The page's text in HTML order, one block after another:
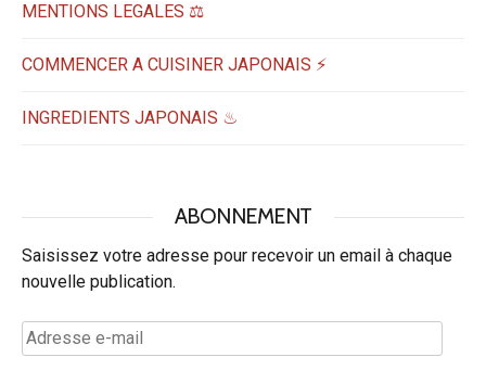
MENTIONS LEGALES ⚖️
COMMENCER A CUISINER JAPONAIS ⚡
INGREDIENTS JAPONAIS ♨
ABONNEMENT
Saisissez votre adresse pour recevoir un email à chaque
nouvelle publication.
Adresse
e-